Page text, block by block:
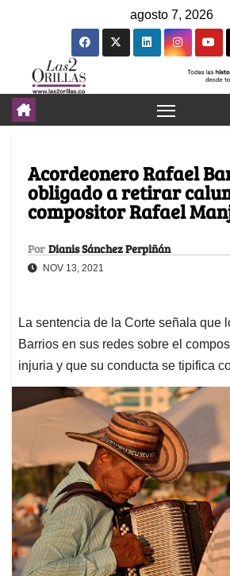
agosto 7, 2026
Acordeonero Rafael
obligado a retirar
compositor Rafael
Por Dianis Sánchez Perpiñán
NOV 13, 2021
La sentencia de la Corte señala que
Barrios en sus redes sobre el
injuria y que su conducta se tipifica